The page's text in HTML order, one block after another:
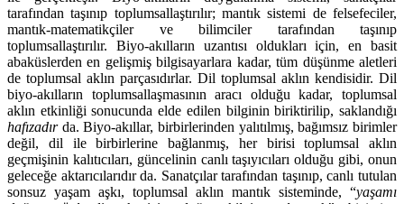
tarafından taşınıp toplumsallaştırılır; mantık sistemi de felsefeciler,
mantık-matematikçiler ve bilimciler tarafından taşınıp
toplumsallaştırılır. Biyo-akılların uzantısı oldukları için, en basit
abaküslerden en gelişmiş bilgisayarlara kadar, tüm düşünme aletleri
de toplumsal aklın parçasıdırlar. Dil toplumsal aklın kendisidir. Dil
biyo-akılların toplumsallaşmasının aracı olduğu kadar, toplumsal
aklın etkinliği sonucunda elde edilen bilginin biriktirilip, saklandığı
hafızadırda. Biyo-akıllar, birbirlerinden yalıtılmış, bağımsız birimler
değil, dil ile birbirlerine bağlanmış, her birisi toplumsal aklın
geçmişinin kalıtıcıları, güncelinin canlı taşıyıcıları olduğu gibi, onun
geleceğe aktarıcılarıdır da. Sanatçılar tarafından taşınıp, canlı tutulan
sonsuz yaşam aşkı, toplumsal aklın mantık sisteminde, “yaşamı